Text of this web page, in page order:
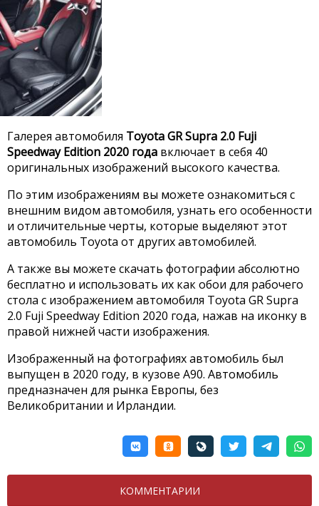
Галерея автомобиля Toyota GR Supra 2.0 Fuji
Speedway Edition 2020 года включает в себя 40
оригинальных изображений высокого качества.
По этим изображениям вы можете ознакомиться с
внешним видом автомобиля, узнать его особенности
и отличительные черты, которые выделяют этот
автомобиль Toyota от других автомобилей.
А также вы можете скачать фотографии абсолютно
бесплатно и использовать их как обои для рабочего
стола с изображением автомобиля Toyota GR Supra
2.0 Fuji Speedway Edition 2020 года, нажав на иконку в
правой нижней части изображения.
Изображенный на фотографиях автомобиль был
выпущен в 2020 году, в кузове A90. Автомобиль
предназначен для рынка Европы, без
Великобритании и Ирландии.
КОММЕНТАРИИ